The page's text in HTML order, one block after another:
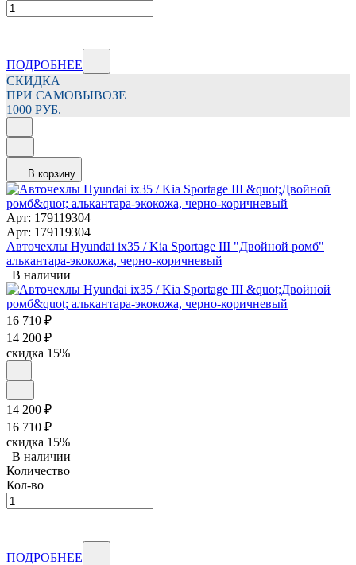
ПОДРОБНЕЕ
СКИДКА
ПРИ САМОВЫВОЗЕ
1000 РУБ.
В корзину
Арт: 179119304
Арт: 179119304
Авточехлы Hyundai ix35 / Kia Sportage III "Двойной ромб"
алькантара-экокожа, черно-коричневый
В наличии
16 710 ₽
14 200 ₽
скидка 15%
14 200 ₽
16 710 ₽
скидка 15%
В наличии
Количество
Кол-во
ПОДРОБНЕЕ